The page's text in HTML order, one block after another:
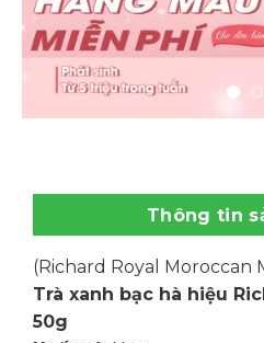
Thông tin
(Richard Royal Moroccan
Trà xanh bạc hà hiệu
50g